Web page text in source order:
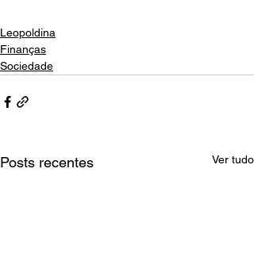
Leopoldina
Finanças
Sociedade
Posts recentes Ver tudo